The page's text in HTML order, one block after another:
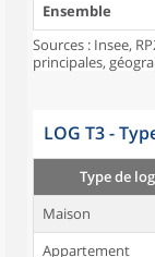
Ensemble
Sources : Insee,
principales,
LOG T3 -
Type de
Maison
Appartement